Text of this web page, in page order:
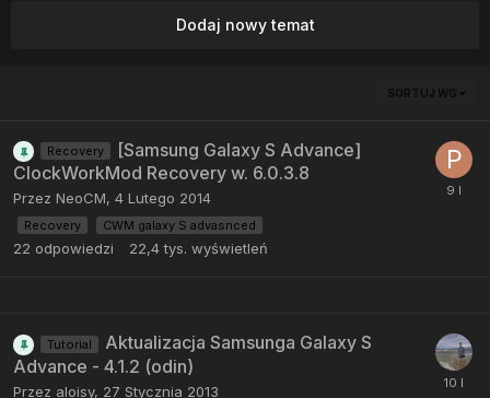
Dodaj nowy temat
SORTUJ WG
Recovery
[Samsung Galaxy S Advance]
ClockWorkMod Recovery w. 6.0.3.8
Przez NeoCM, 4 Lutego 2014
Recovery CWM galaxy S advasnced
22 odpowiedzi 22,4 tys. wyświetleń
Tutorial
Aktualizacja Samsunga Galaxy S
Advance - 4.1.2 (odin)
Przez aloisy, 27 Stycznia 2013